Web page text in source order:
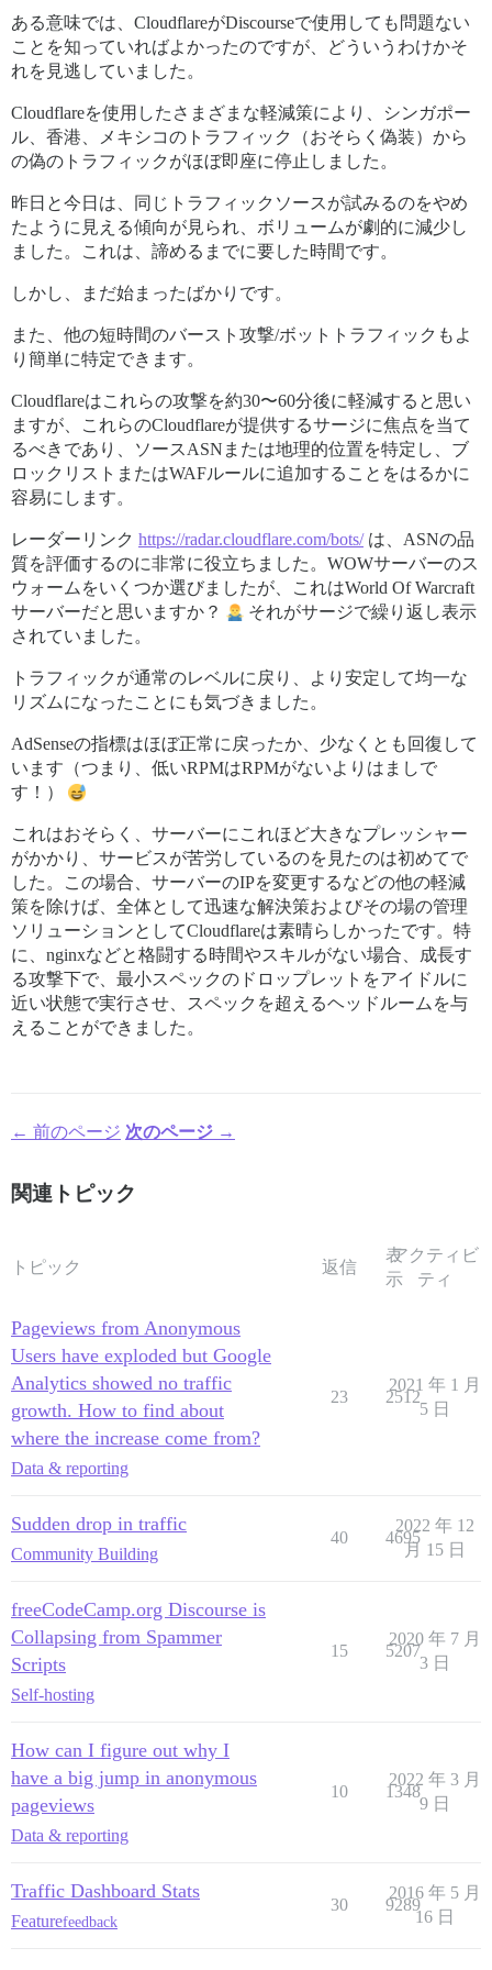
ある意味では、CloudflareがDiscourseで使用しても問題ない
ことを知っていればよかったのですが、どういうわけかそ
れを見逃していました。
Cloudflareを使用したさまざまな軽減策により、シンガポー
ル、香港、メキシコのトラフィック（おそらく偽装）から
の偽のトラフィックがほぼ即座に停止しました。
昨日と今日は、同じトラフィックソースが試みるのをやめ
たように見える傾向が見られ、ボリュームが劇的に減少し
ました。これは、諦めるまでに要した時間です。
しかし、まだ始まったばかりです。
また、他の短時間のバースト攻撃/ボットトラフィックもよ
り簡単に特定できます。
Cloudflareはこれらの攻撃を約30〜60分後に軽減すると思い
ますが、これらのCloudflareが提供するサージに焦点を当て
るべきであり、ソースASNまたは地理的位置を特定し、ブ
ロックリストまたはWAFルールに追加することをはるかに
容易にします。
レーダーリンク https://radar.cloudflare.com/bots/は、ASNの品
質を評価するのに非常に役立ちました。WOWサーバーのス
ウォームをいくつか選びましたが、これはWorld Of Warcraft
サーバーだと思いますか？
それがサージで繰り返し表示
されていました。
トラフィックが通常のレベルに戻り、より安定して均一な
リズムになったことにも気づきました。
AdSenseの指標はほぼ正常に戻ったか、少なくとも回復して
います（つまり、低いRPMはRPMがないよりはましで
す！）
これはおそらく、サーバーにこれほど大きなプレッシャー
がかかり、サービスが苦労しているのを見たのは初めてで
した。この場合、サーバーのIPを変更するなどの他の軽減
策を除けば、全体として迅速な解決策およびその場の管理
ソリューションとしてCloudflareは素晴らしかったです。特
に、nginxなどと格闘する時間やスキルがない場合、成長す
る攻撃下で、最小スペックのドロップレットをアイドルに
近い状態で実行させ、スペックを超えるヘッドルームを与
えることができました。
← 前のページ 次のページ →
関連トピック
トピック 返信
表
示
アクティビ
ティ
Pageviews from Anonymous
Users have exploded but Google
Analytics showed no traffic
growth. How to find about
where the increase come from?
Data & reporting
23 2512
2021 年 1 月
5 日
Sudden drop in traffic
Community Building
40 4695
2022 年 12
月 15 日
freeCodeCamp.org Discourse is
Collapsing from Spammer
Scripts
Self-hosting
15 5207
2020 年 7 月
3 日
How can I figure out why I
have a big jump in anonymous
pageviews
Data & reporting
10 1348
2022 年 3 月
9 日
Traffic Dashboard Stats
Featurefeedback
30 9289
2016 年 5 月
16 日